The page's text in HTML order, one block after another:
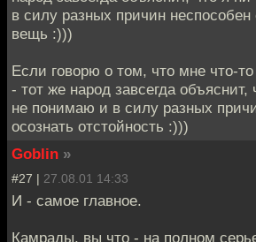
в силу разных причин
вещь :)))
Если говорю о том, что мне что-то
- тот же народ завсегда объяснит,
не понимаю и в силу разных
осознать отстойность :)))
Goblin »
#27 | 27.08.01 14:33
И - самое главное.
Камрады, вы что - на полном